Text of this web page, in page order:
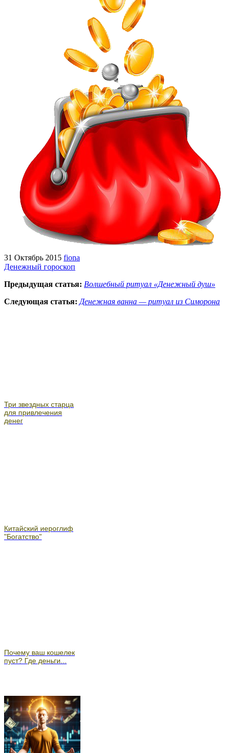
31 Октябрь 2015 fiona
Денежный гороскоп
Предыдущая статья: Волшебный ритуал «Денежный душ»
Следующая статья: Денежная ванна — ритуал из Симорона
Три звездных старца
для привлечения
денег
Китайский иероглиф
"Богатство"
Почему ваш кошелек
пуст? Где деньги...